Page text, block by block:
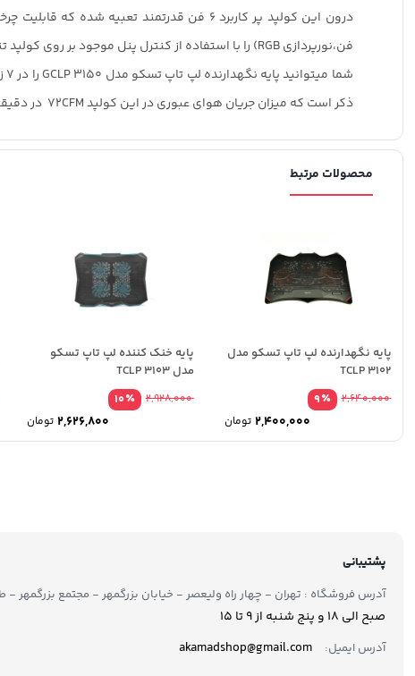
فن،نورپردازی RGB) را با استفاده از کنترل پنل موجود بر روی کولپد تنظیم کنید.
ذکر است که میزان جریان هوای عبوری در این کولپد 72CFM در دقیقه میباشد.
محصولات مرتبط
پایه نگهدارنده لپ تاپ تسکو مدل
TCLP 3102
٪9
2,640,000
تومان
پایه خنک کننده لپ تاپ تسکو
مدل TCLP 3103
٪10
2,928,000
تومان
پشتیبانی
آدرس فروشگاه : تهران - چهار راه ولیعصر - خیابان بزرگمهر - مجتمع بزرگمهر - طبقه ۲ -
صبح الی 18 و پنج شنبه از 9 تا ۱5
آدرس ایمیل: akamadshop@gmail.com